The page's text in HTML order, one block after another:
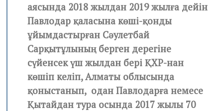
аясында 2018 жылдан 2019 жылға дейін
Павлодар қаласына көші-қонды
ұйымдастырған Сәулетбай
Сарқытұлының берген дерегіне
сүйенсек үш жылдан бері ҚХР-нан
көшіп келіп, Алматы облысында
қоныстанып, одан Павлодарға немесе
Қытайдан тура осында 2017 жылы 70